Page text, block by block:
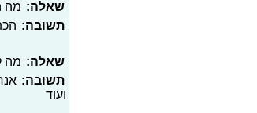
שאלה: מה
תשובה:
שאלה: מה
תשובה:
ועוד